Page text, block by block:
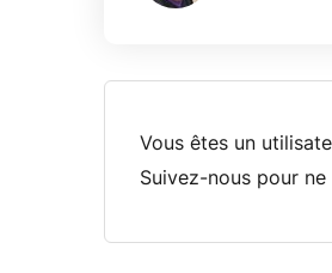
Vous êtes un
Suivez-nous pour